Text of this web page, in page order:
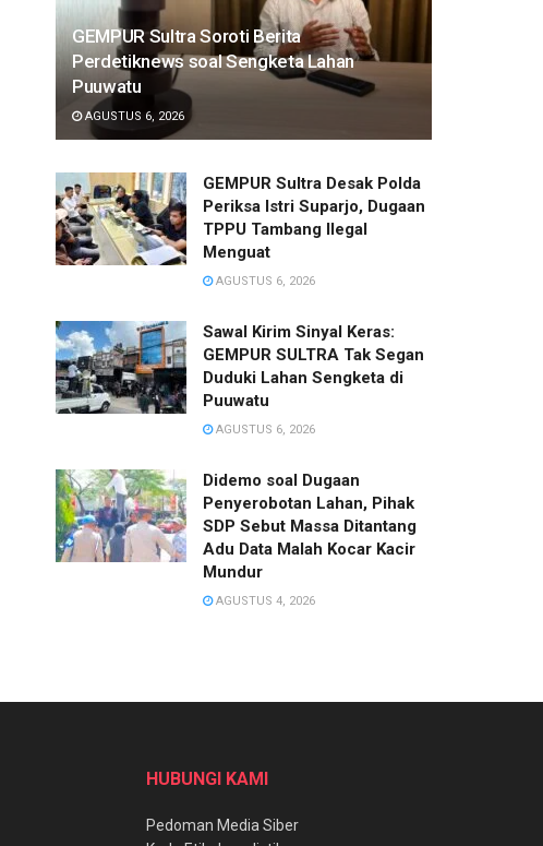
GEMPUR Sultra Soroti Berita
Perdetiknews soal Sengketa Lahan
Puuwatu
AGUSTUS 6, 2026
GEMPUR Sultra Desak Polda
Periksa Istri Suparjo, Dugaan
TPPU Tambang Ilegal
Menguat
AGUSTUS 6, 2026
Sawal Kirim Sinyal Keras:
GEMPUR SULTRA Tak Segan
Duduki Lahan Sengketa di
Puuwatu
AGUSTUS 6, 2026
Didemo soal Dugaan
Penyerobotan Lahan, Pihak
SDP Sebut Massa Ditantang
Adu Data Malah Kocar Kacir
Mundur
AGUSTUS 4, 2026
HUBUNGI KAMI
Pedoman Media Siber